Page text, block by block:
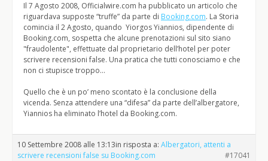
Il 7 Agosto 2008, Officialwire.com ha pubblicato un articolo che
riguardava supposte “truffe” da parte di Booking.com. La Storia
comincia il 2 Agosto, quando Yiorgos Yiannios, dipendente di
Booking.com, sospetta che alcune prenotazioni sul sito siano
"fraudolente", effettuate dal proprietario dell’hotel per poter
scrivere recensioni false. Una pratica che tutti conosciamo e che
non ci stupisce troppo…
Quello che è un po’ meno scontato è la conclusione della
vicenda. Senza attendere una “difesa” da parte dell’albergatore,
Yiannios ha eliminato l’hotel da Booking.com.
10 Settembre 2008 alle 13:13in risposta a: Albergatori, attenti a
scrivere recensioni false su Booking.com
#17041